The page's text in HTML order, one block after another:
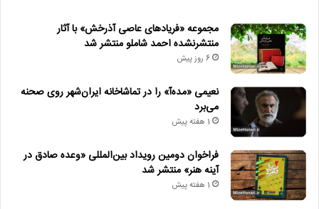
مجموعه «فریادهای عاصی آذرخش» با آثار
منتشرنشده احمد شاملو منتشر شد
6 روز پیش
نعیمی «مده‌آ» را در تماشاخانه ایران‌شهر روی صحنه
می‌برد
1 هفته پیش
فراخوان دومین رویداد بین‌المللی «وعده صادق در
آینه هنر» منتشر شد
1 هفته پیش